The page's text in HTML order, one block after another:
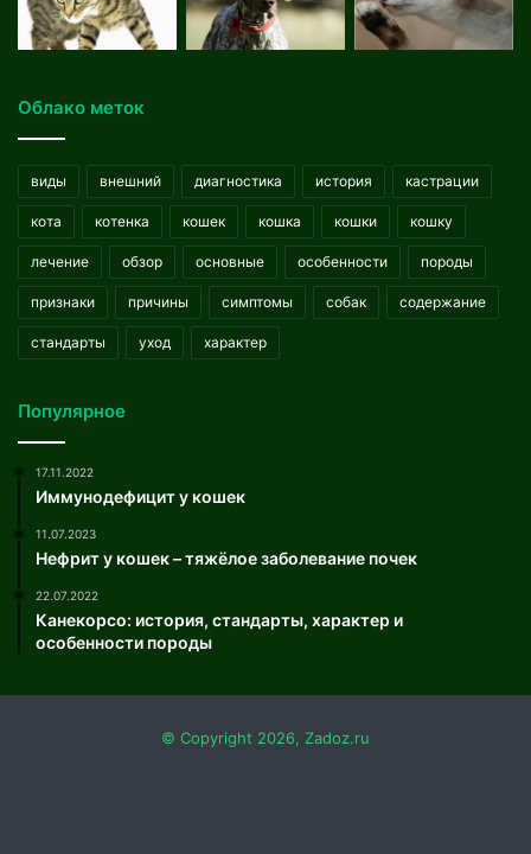
Облако меток
виды внешний диагностика история кастрации
кота котенка кошек кошка кошки кошку
лечение обзор основные особенности породы
признаки причины симптомы собак содержание
стандарты уход характер
Популярное
17.11.2022
Иммунодефицит у кошек
11.07.2023
Нефрит у кошек – тяжёлое заболевание почек
22.07.2022
Канекорсо: история, стандарты, характер и
особенности породы
© Copyright 2026, Zadoz.ru